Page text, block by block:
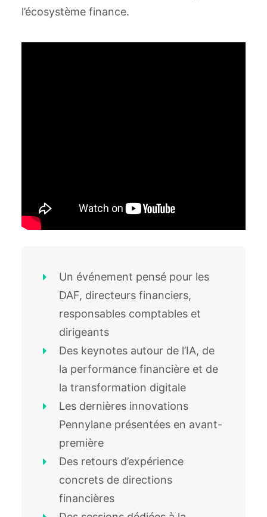
l’écosystème finance.
Un événement pensé pour les
DAF, directeurs financiers,
responsables comptables et
dirigeants
Des keynotes autour de l’IA, de
la performance financière et de
la transformation digitale
Les dernières innovations
Pennylane présentées en avant-
première
Des retours d’expérience
concrets de directions
financières